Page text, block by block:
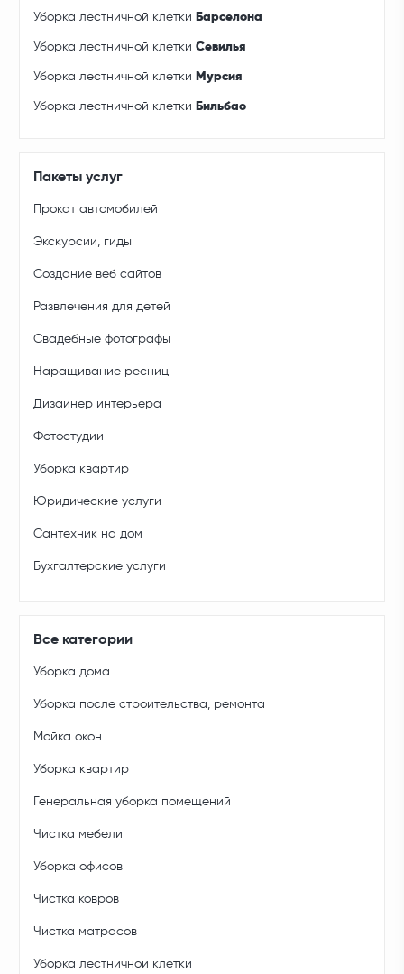
Уборка лестничной клетки Барселона
Уборка лестничной клеткиСевилья
Уборка лестничной клетки Мурсия
Уборка лестничной клетки Бильбао
Пакеты услуг
Прокат автомобилей
Экскурсии, гиды
Создание веб сайтов
Развлечения для детей
Свадебные фотографы
Наращивание ресниц
Дизайнер интерьера
Фотостудии
Уборка квартир
Юридические услуги
Сантехник на дом
Бухгалтерские услуги
Все категории
Уборка дома
Уборка после строительства, ремонта
Мойка окон
Уборка квартир
Генеральная уборка помещений
Чистка мебели
Уборка офисов
Чистка ковров
Чистка матрасов
Уборка лестничной клетки